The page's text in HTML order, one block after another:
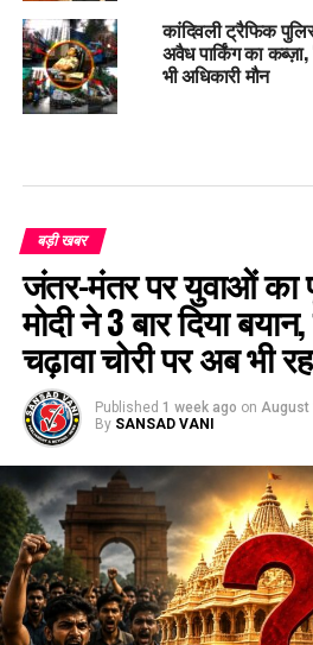
कांदिवली ट्रैफिक
अवैध पार्किंग का
भी अधिकारी मौन
बड़ी खबर
जंतर-मंतर पर युवाओं का
मोदी ने 3 बार दिया
चढ़ावा चोरी पर अब भी
Published 1 week ago on August
By SANSAD VANI